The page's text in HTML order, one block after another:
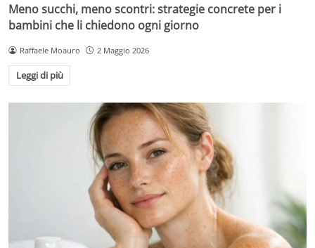
Meno succhi, meno scontri: strategie concrete per i
bambini che li chiedono ogni giorno
Raffaele Moauro 2 Maggio 2026
Leggi di più